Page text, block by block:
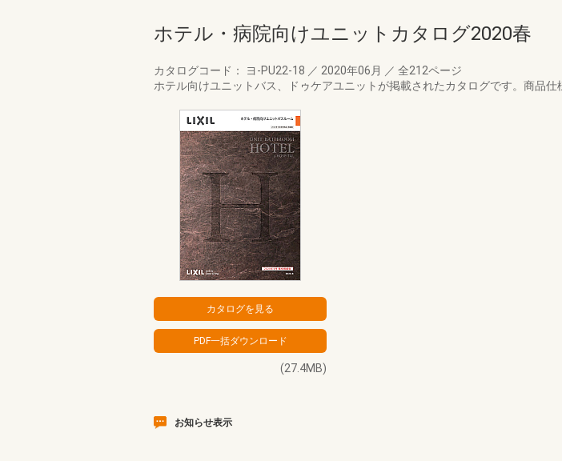
ホテル・病院向けユニットカタログ2020春
カタログコード： ヨ-PU22-18 ／ 2020年06月 ／ 全212ページ
ホテル向けユニットバス、ドゥケアユニットが掲載されたカタログです。商品
(27.4MB)
お知らせ表示